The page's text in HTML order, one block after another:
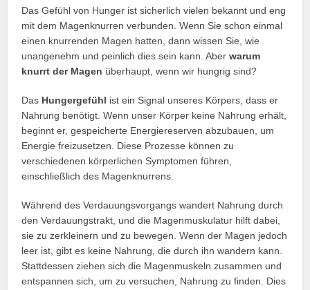
Das Gefühl von Hunger ist sicherlich vielen bekannt und eng
mit dem Magenknurren verbunden. Wenn Sie schon einmal
einen knurrenden Magen hatten, dann wissen Sie, wie
unangenehm und peinlich dies sein kann. Aberwarum
knurrt der Magen überhaupt, wenn wir hungrig sind?
Das Hungergefühl ist ein Signal unseres Körpers, dass er
Nahrung benötigt. Wenn unser Körper keine Nahrung erhält,
beginnt er, gespeicherte Energiereserven abzubauen, um
Energie freizusetzen. Diese Prozesse können zu
verschiedenen körperlichen Symptomen führen,
einschließlich des Magenknurrens.
Während des Verdauungsvorgangs wandert Nahrung durch
den Verdauungstrakt, und die Magenmuskulatur hilft dabei,
sie zu zerkleinern und zu bewegen. Wenn der Magen jedoch
leer ist, gibt es keine Nahrung, die durch ihn wandern kann.
Stattdessen ziehen sich die Magenmuskeln zusammen und
entspannen sich, um zu versuchen, Nahrung zu finden. Dies